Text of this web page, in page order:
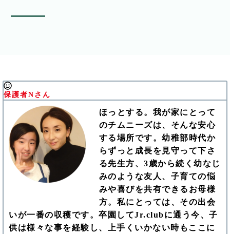
保護者Nさん
ほっとする。我が家にとって
のチムニーズは、そんな安心
する場所です。幼稚部時代か
らずっと成長を見守って下さ
る先生方、3歳から続く幼なじ
みのような友人、子育ての悩
みや喜びを共有できるお母様
方。私にとっては、その出会
いが一番の収穫です。卒園してJr.clubに通う今、子
供は様々な事を経験し、上手くいかない時もここに